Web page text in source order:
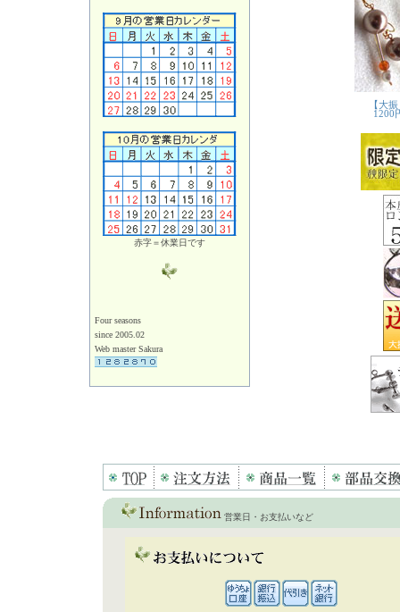
赤字＝休業日です
Four seasons
since 2005.02
Web master Sakura
営業日・お支払いなど